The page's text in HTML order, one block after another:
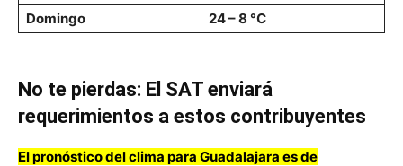
Domingo
24 – 8 °C
No te pierdas: El SAT enviará
requerimientos a estos contribuyentes
El pronóstico del clima para Guadalajara es de